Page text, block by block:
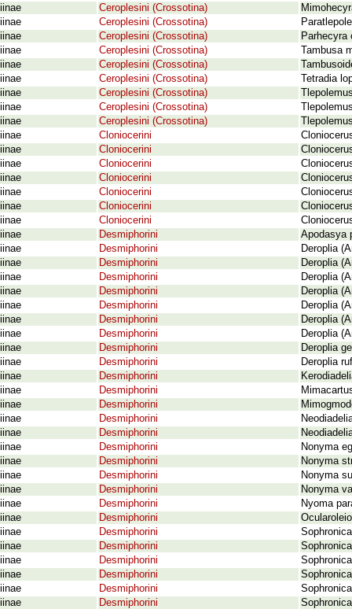
Ceroplesini (Crossotina)
Ceroplesini (Crossotina)
Ceroplesini (Crossotina)
Parhecyra
Ceroplesini (Crossotina)
Tambusa
Ceroplesini (Crossotina)
Ceroplesini (Crossotina)
Tetradia
Ceroplesini (Crossotina)
Ceroplesini (Crossotina)
Ceroplesini (Crossotina)
Cloniocerini
Cloniocerini
Cloniocerini
Cloniocerini
Cloniocerini
Cloniocerini
Cloniocerini
Desmiphorini
Apodasya
Desmiphorini
Deroplia
Desmiphorini
Deroplia
Desmiphorini
Deroplia
Desmiphorini
Deroplia
Desmiphorini
Deroplia
Desmiphorini
Deroplia
Desmiphorini
Deroplia
Desmiphorini
Deroplia
Desmiphorini
Deroplia
Desmiphorini
Desmiphorini
Desmiphorini
Desmiphorini
Desmiphorini
Desmiphorini
Nonyma
Desmiphorini
Nonyma
Desmiphorini
Nonyma
Desmiphorini
Nonyma
Desmiphorini
Nyoma
Desmiphorini
Desmiphorini
Desmiphorini
Desmiphorini
Desmiphorini
Desmiphorini
Desmiphorini